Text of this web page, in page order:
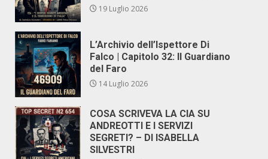
19 Luglio 2026
L’Archivio dell’Ispettore Di
Falco | Capitolo 32: Il Guardiano
del Faro
14 Luglio 2026
COSA SCRIVEVA LA CIA SU
ANDREOTTI E I SERVIZI
SEGRETI? – DI ISABELLA
SILVESTRI